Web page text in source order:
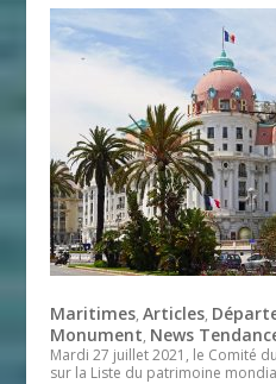
Maritimes,Articles,
Monument, News
Mardi 27 juillet 2021, le Comité
sur la Liste du patrimoine mondial